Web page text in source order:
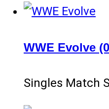
WWE Evolve
Singles Match